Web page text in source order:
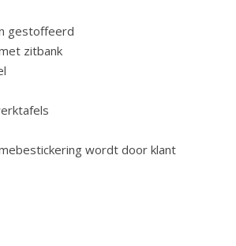
gestoffeerd
zitbank
wordt door klant